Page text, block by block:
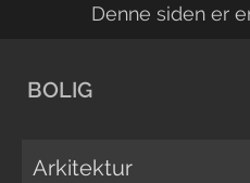
Denne siden er
BOLIG
Arkitektur